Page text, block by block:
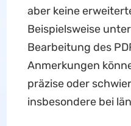
aber keine
Beispielsweise
Bearbeitung des
Anmerkungen
präzise oder
insbesondere bei